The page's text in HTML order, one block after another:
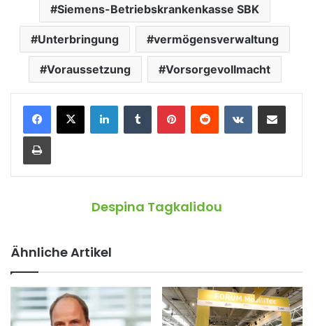
Siemens-Betriebskrankenkasse SBK
Unterbringung vermögensverwaltung
Voraussetzung Vorsorgevollmacht
Despina Tagkalidou
Ähnliche Artikel